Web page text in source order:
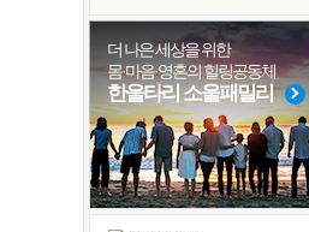
꿈이 실제가 되는 것
'말 타는 법'을 먼저
아픈 아버지를 위한 공간 설계
졸업식 사진을 보며
극심한 변비, 어깨결림, 수면 장애
보고 싶은 어머니
마음이 멈춰 버린 곳
#건강
#아이들
#도움
#희망
#선택
#독서
#계획
#링컨학교
#삶
#리더
#위기
#비전캠프
#명상
더 나은 세상을 위한
몸·마음·영혼의 힐링공동체
한울타리 소울패밀리